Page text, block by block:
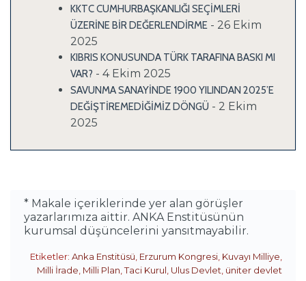
KKTC CUMHURBAŞKANLIĞI SEÇİMLERİ
ÜZERİNE BİR DEĞERLENDİRME - 26 Ekim
2025
KIBRIS KONUSUNDA TÜRK TARAFINA BASKI MI
VAR? - 4 Ekim 2025
SAVUNMA SANAYİNDE 1900 YILINDAN 2025’E
DEĞİŞTİREMEDİĞİMİZ DÖNGÜ - 2 Ekim
2025
* Makale içeriklerinde yer alan görüşler
yazarlarımıza aittir. ANKA Enstitüsünün
kurumsal düşüncelerini yansıtmayabilir.
Etiketler: Anka Enstitüsü Erzurum Kongresi Kuvayı Milliye
Milli İrade Milli Plan ,Taci Kurul Ulus Devlet üniter devlet